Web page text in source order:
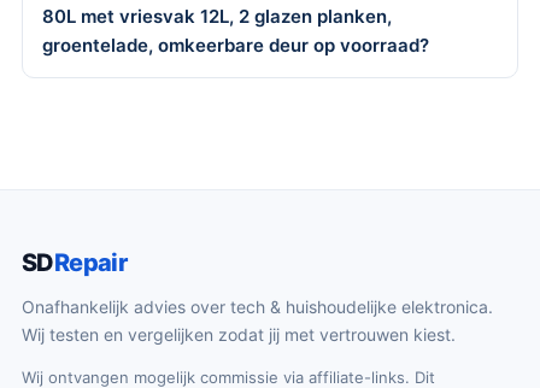
80L met vriesvak 12L, 2 glazen planken,
groentelade, omkeerbare deur op voorraad?
SDRepair
Onafhankelijk advies over tech & huishoudelijke elektronica.
Wij testen en vergelijken zodat jij met vertrouwen kiest.
Wij ontvangen mogelijk commissie via affiliate-links. Dit